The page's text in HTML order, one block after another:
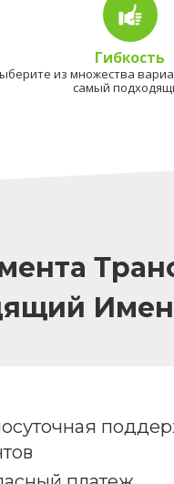
Гибкость
из множества
самый